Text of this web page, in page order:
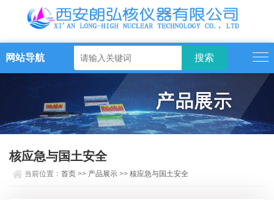
网站导航
核应急与国土安全
当前位置：首页 >> 产品展示 >>核应急与国土安全